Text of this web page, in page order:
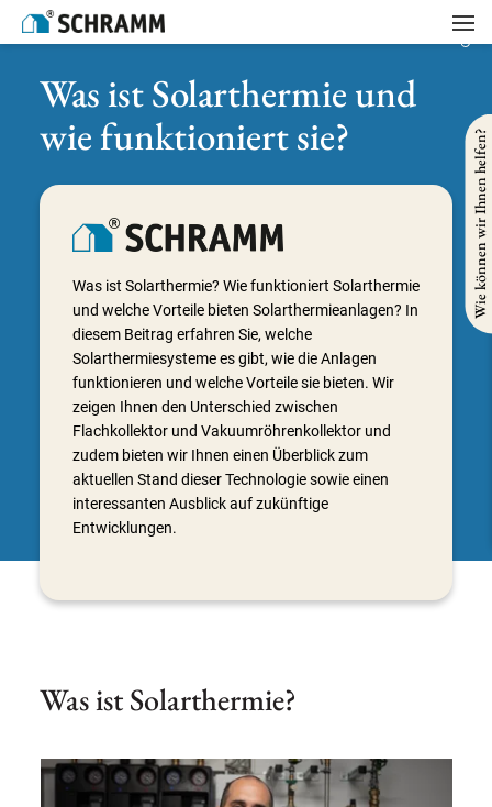
Startseite/ Solarenergie
Was ist Solarthermie und
wie funktioniert sie?
Was ist Solarthermie? Wie funktioniert Solarthermie
und welche Vorteile bieten Solarthermieanlagen? In
diesem Beitrag erfahren Sie, welche
Solarthermiesysteme es gibt, wie die Anlagen
funktionieren und welche Vorteile sie bieten. Wir
zeigen Ihnen den Unterschied zwischen
Flachkollektor und Vakuumröhrenkollektor und
zudem bieten wir Ihnen einen Überblick zum
aktuellen Stand dieser Technologie sowie einen
interessanten Ausblick auf zukünftige
Entwicklungen.
Was ist Solarthermie?
Wie können wir Ihnen helfen?